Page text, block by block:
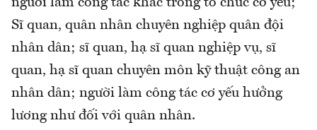
Sĩ quan, quân nhân chuyên nghiệp quân đội
nhân dân; sĩ quan, hạ sĩ quan nghiệp vụ, sĩ
quan, hạ sĩ quan chuyên môn kỹ thuật công an
nhân dân; người làm công tác cơ yếu hưởng
lương như đối với quân nhân.